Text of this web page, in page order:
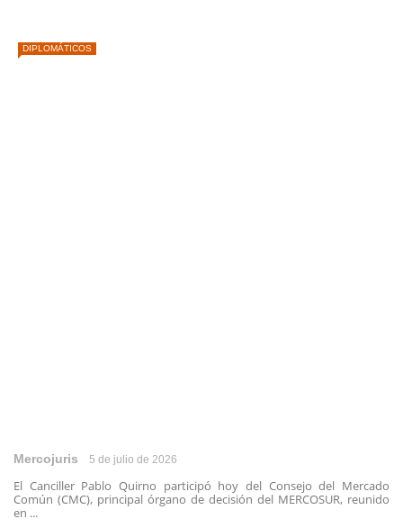
DIPLOMÁTICOS
Mercojuris 5 de julio de 2026
El Canciller Pablo Quirno participó hoy del Consejo del Mercado
Común (CMC), principal órgano de decisión del MERCOSUR, reunido
en ...